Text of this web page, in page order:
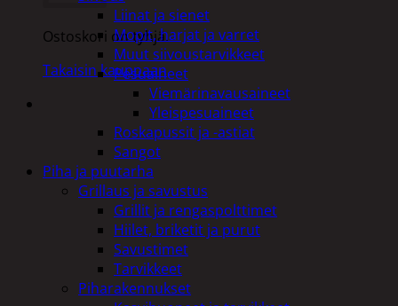
Ostoskori on tyhjä.
Takaisin kauppaan
Liinat ja sienet
Mopit, harjat ja varret
Muut siivoustarvikkeet
Pesuaineet
Viemärinavausaineet
Yleispesuaineet
Roskapussit ja -astiat
Sangot
Piha ja puutarha
Grillaus ja savustus
Grillit ja rengaspolttimet
Hiilet, briketit ja purut
Savustimet
Tarvikkeet
Piharakennukset